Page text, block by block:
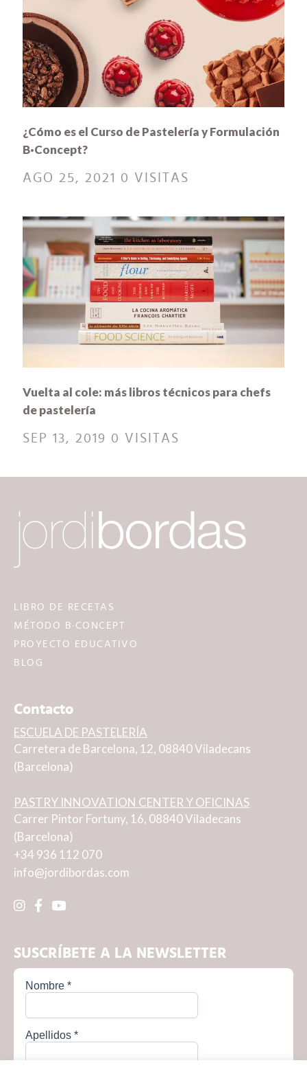
¿Cómo es el Curso de Pastelería y Formulación
B·Concept?
AGO 25, 2021 0 VISITAS
Vuelta al cole: más libros técnicos para chefs
de pastelería
SEP 13, 2019 0 VISITAS
LIBRO DE RECETAS
MÉTODO B·CONCEPT
PROYECTO EDUCATIVO
BLOG
Contacto
ESCUELA DE PASTELERÍA
Carretera de Barcelona, 12, 08840 Viladecans
(Barcelona)
PASTRY INNOVATION CENTER Y OFICINAS
Carrer Pintor Fortuny, 16, 08840 Viladecans
(Barcelona)
+34 936 112 070
info@jordibordas.com
SUSCRÍBETE A LA NEWSLETTER